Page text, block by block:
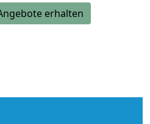
erhalten